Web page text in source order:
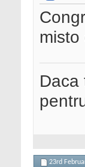
Daca
23rd